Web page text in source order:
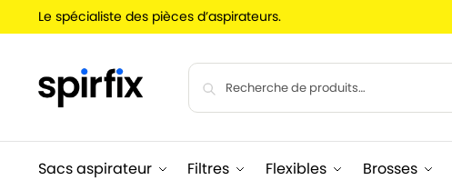
Le spécialiste des pièces d’aspirateurs.
Sacs aspirateur Filtres Flexibles Brosses